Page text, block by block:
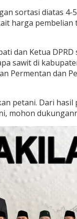
sortasi diatas
harga
dan Ketua
sawit di
Permentan dan
petani. Dari
mohon